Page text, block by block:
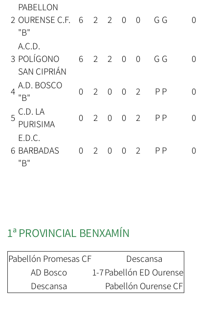
2
PABELLON
OURENSE C.F.
"B"
6 2 2 0 0 G G 0
3
A.C.D.
POLÍGONO
SAN CIPRIÁN
6 2 2 0 0 G G 0
4
A.D. BOSCO
"B"
0 2 0 0 2 P P 0
5
C.D. LA
PURISIMA
0 2 0 0 2 P P 0
6
E.D.C.
BARBADAS
"B"
0 2 0 0 2 P P 0
1ª PROVINCIAL BENXAMÍN
Pabellón Promesas CF
Descansa
AD Bosco
1-7Pabellón ED Ourense
Descansa
Pabellón Ourense CF